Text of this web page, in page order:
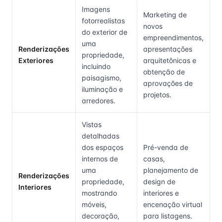
Renderizações
Exteriores
Imagens
fotorrealistas
do exterior de
uma
propriedade,
incluindo
paisagismo,
iluminação e
arredores.
Marketing de
novos
empreendimentos,
apresentações
arquitetônicas e
obtenção de
aprovações de
projetos.
Renderizações
Interiores
Vistas
detalhadas
dos espaços
internos de
uma
propriedade,
mostrando
móveis,
decoração,
Pré-venda de
casas,
planejamento de
design de
interiores e
encenação virtual
para listagens.